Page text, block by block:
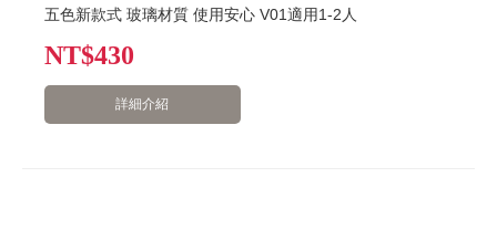
五色新款式 玻璃材質 使用安心 V01適用1-2人
NT$430
詳細介紹